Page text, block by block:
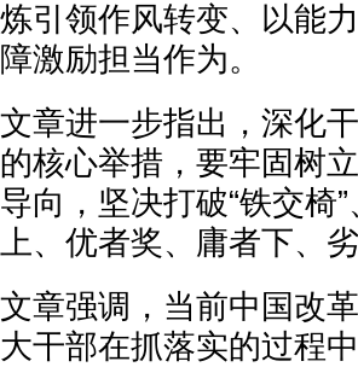
炼引领作风转变、以能
障激励担当作为。
文章进一步指出，深化
的核心举措，要牢固树
导向，坚决打破“铁交椅
上、优者奖、庸者下、
文章强调，当前中国改
大干部在抓落实的过程